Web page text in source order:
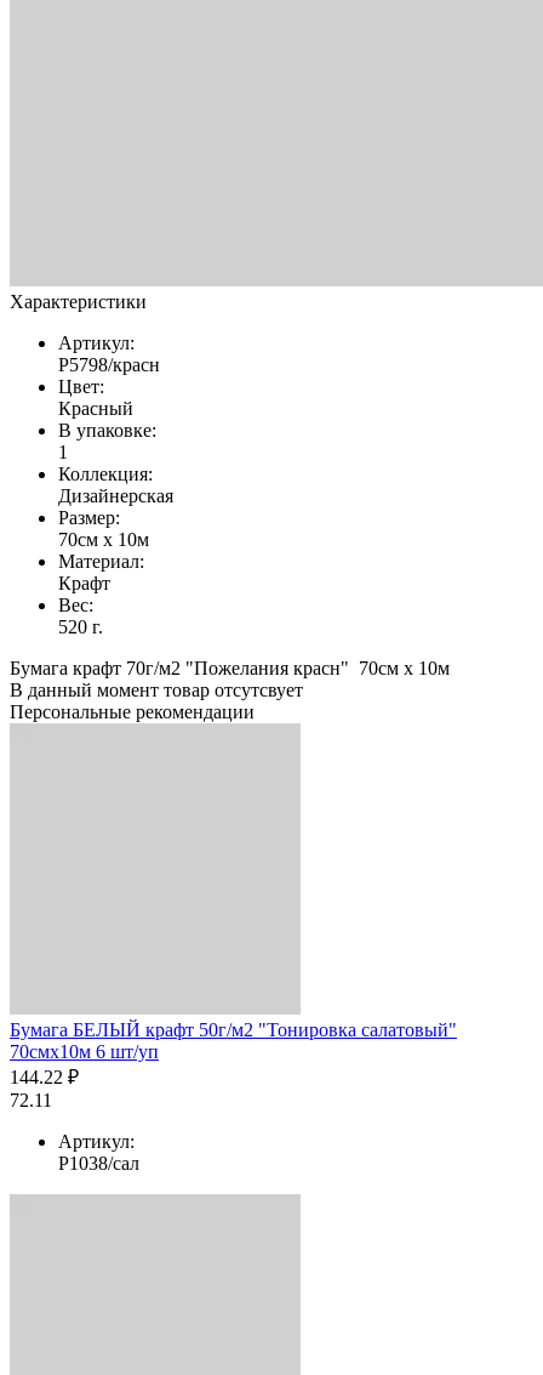
Характеристики
Артикул:
Р5798/красн
Цвет:
Красный
В упаковке:
1
Коллекция:
Дизайнерская
Размер:
70см х 10м
Материал:
Крафт
Вес:
520 г.
Бумага крафт 70г/м2 "Пожелания красн" 70см х 10м
В данный момент товар отсутсвует
Персональные рекомендации
Бумага БЕЛЫЙ крафт 50г/м2 "Тонировка салатовый"
70смх10м 6 шт/уп
144.22 ₽
72.11
Артикул:
Р1038/сал